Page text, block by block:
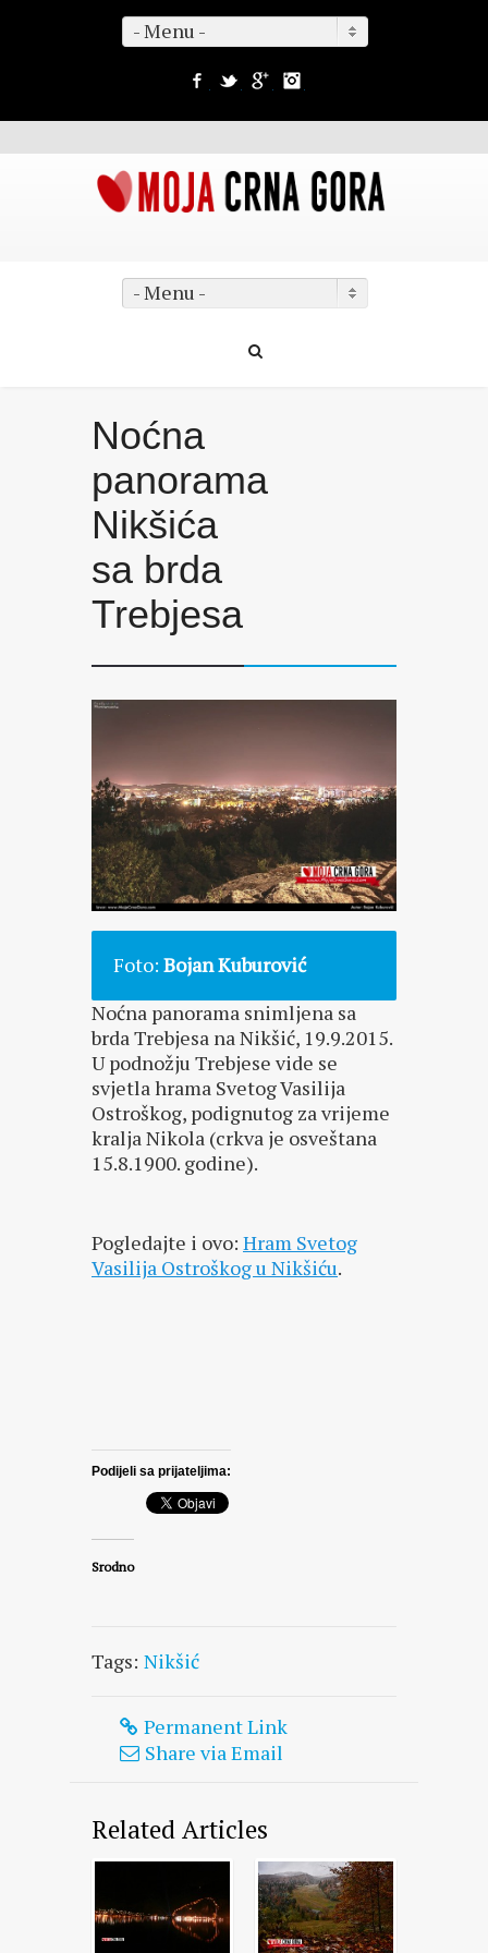
- Menu -
Facebook
TwitterGoogle+
- Menu -
Noćna
panorama
Nikšića
sa brda
Trebjesa
Foto: Bojan Kuburović
Noćna panorama snimljena sa
brda Trebjesa na Nikšić, 19.9.2015.
U podnožju Trebjese vide se
svjetla hrama Svetog Vasilija
Ostroškog, podignutog za vrijeme
kralja Nikola (crkva je osveštana
15.8.1900. godine).
Pogledajte i ovo: Hram Svetog
Vasilija Ostroškog u Nikšiću.
Podijeli sa prijateljima:
Srodno
Tags: Nikšić
Permanent Link
Share via Email
Related Articles